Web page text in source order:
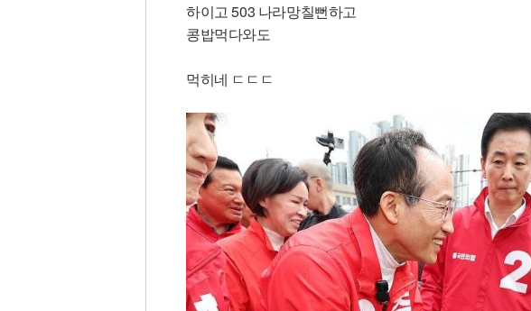
하이고 503 나라망칠뻔하고
콩밥먹다와도
먹히네 ㄷㄷㄷ